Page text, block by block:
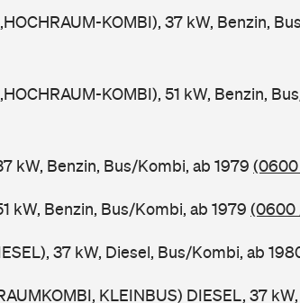
KOMBI), 37 kW, Benzin,
KOMBI), 51 kW, Benzin,
kW, Benzin, Bus/Kombi, ab 1979 (0600
kW, Benzin, Bus/Kombi, ab 1979 (0600
37 kW, Diesel, Bus/Kombi, ab
KLEINBUS) DIESEL, 37